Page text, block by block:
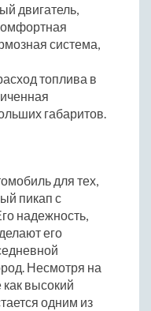
двигатель,
система,
топлива в
габаритов.
для тех,
пикап с
надежность,
его
Несмотря на
как высокий
одним из